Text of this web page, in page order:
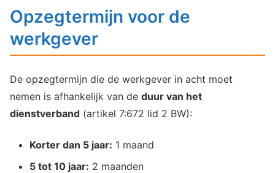
Opzegtermijn voor de
werkgever
De opzegtermijn die de werkgever in acht moet
nemen is afhankelijk van de duur van het
dienstverband (artikel 7:672 lid 2 BW):
Korter dan 5 jaar: 1 maand
5 tot 10 jaar: 2 maanden